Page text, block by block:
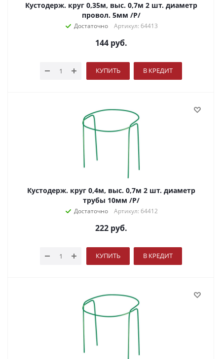
Кустодерж. круг 0,35м, выс. 0,7м 2 шт. диаметр
провол. 5мм /Р/
Достаточно Артикул: 64413
144руб.
КУПИТЬ В КРЕДИТ
Кустодерж. круг 0,4м, выс. 0,7м 2 шт. диаметр
трубы 10мм /Р/
Достаточно Артикул: 64412
222руб.
КУПИТЬ В КРЕДИТ